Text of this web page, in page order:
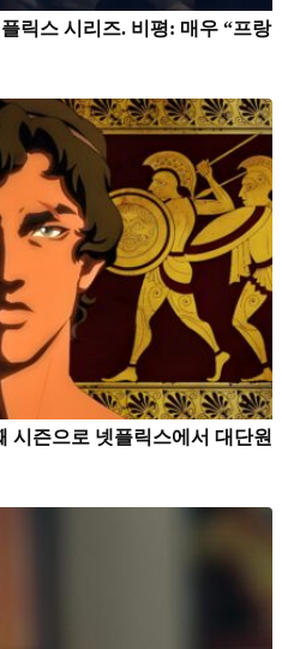
릭스 시리즈. 비평: 매우 “프랑
시즌으로 넷플릭스에서 대단원